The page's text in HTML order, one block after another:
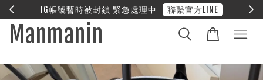
被封鎖 緊急處理中 聯繫官方LINE ❤︎ 全館
Manmanin